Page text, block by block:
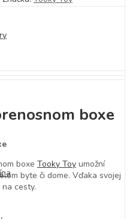
boxe
boxe Tooky Toy umožní
byte či dome. Vďaka svojej
cesty.